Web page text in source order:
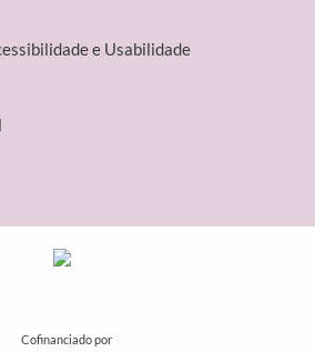
e Usabilidade
Cofinanciado por